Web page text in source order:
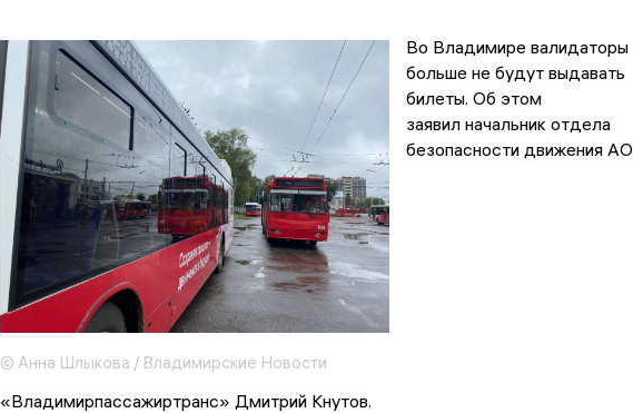
© Анна Шлыкова / Владимирские Новости
Во Владимире валидаторы
больше не будут выдавать
билеты. Об этом
заявил начальник отдела
безопасности движения АО
«Владимирпассажиртранс» Дмитрий Кнутов.